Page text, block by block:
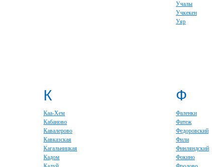
Учалы
Учкекен
Уяр
К
Каа-Хем
Кабаново
Кавалерово
Кавказская
Кагальницкая
Кадом
Ф
Фаленки
Фатеж
Федоровский
Фили
Финляндский
Фокино